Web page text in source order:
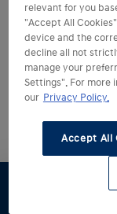
relevant for you
"Accept All
device and the
decline all not
manage your
Settings". For more
our Privacy Policy.
Accept All